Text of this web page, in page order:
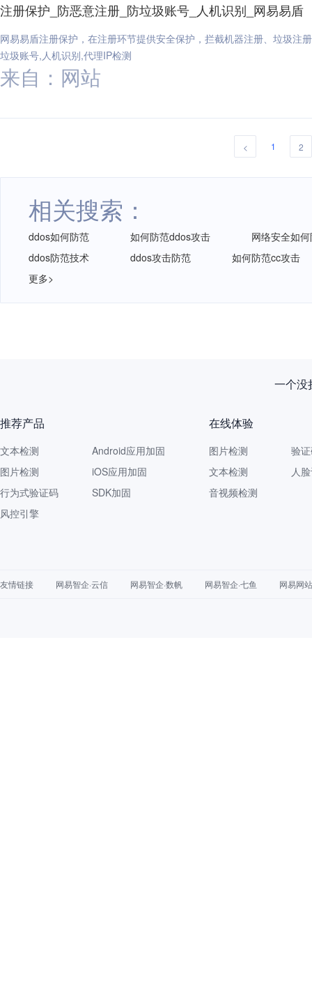
注册保护_防恶意注册_防垃圾账号_人机识别_网易易盾
网易易盾注册保护，在注册环节提供安全保护，拦截机器注册、垃圾
垃圾账号,人机识别,代理IP检测
来自：网站
< 1 2
相关搜索：
ddos如何防范 如何防范ddos攻击
网络安全如
ddos防范技术
ddos攻击防范
如何防范cc攻击
更多>
一个没
推荐产品
文本检测
图片检测
行为式验证码
风控引擎
Android应用加固
iOS应用加固
SDK加固
在线体验
图片检测
文本检测
音视频检测
验
人
友情链接 网易智企·云信 网易智企·数帆 网易智企·七鱼 网易网